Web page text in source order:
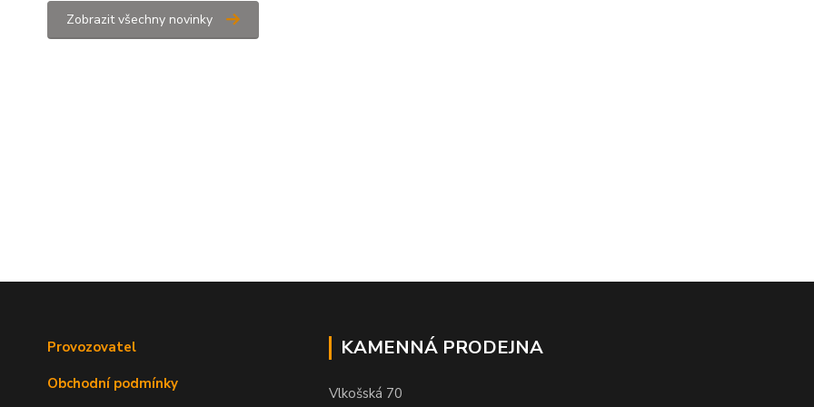
Zobrazit všechny novinky
Provozovatel
Obchodní podmínky
KAMENNÁ PRODEJNA
Vlkošská 70